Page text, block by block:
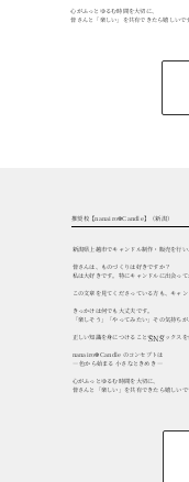
心がふっとゆるむ時間を大切に、
皆さんと「楽しい」を共有できたら嬉しいで
SNS
推奨校【nanairo❆Candle】（新潟）
新潟県上越市でキャンドル制作・販売を行
皆さんは、ものづくりは好きですか？
私は大好きです。特にキャンドルに出会っ
この文章を見てくださっている方も、キャ
きっかけは何でも大丈夫です。
「楽しそう」「やってみたい」その気持ち
正しい知識を身につけることで、ワックス
nanairo❆Candle のコンセプトは
― 色から始まる 小さなときめき ―
心がふっとゆるむ時間を大切に、
皆さんと「楽しい」を共有できたら嬉しいで